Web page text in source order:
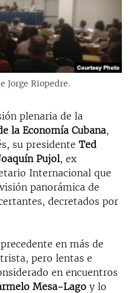
EN CUBA
LATINA
Jorge Riopedre.
plenaria de la
la Economía Cubana,
su presidente Ted
ín Pujol, ex
Internacional que
panorámica de
decretados por
en más de
pero lentas e
en encuentros
Mesa-Lago y lo